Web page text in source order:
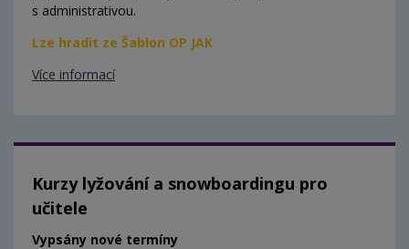
s administrativou.
Lze hradit ze Šablon OP JAK
Více informací
Kurzy lyžování a snowboardingu pro
učitele
Vypsány nové termíny